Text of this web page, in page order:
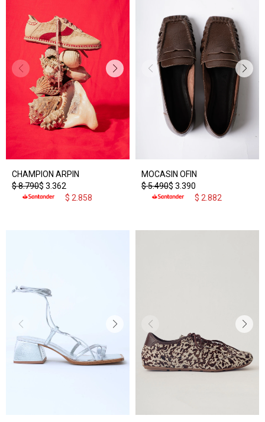
CHAMPION ARPIN
$ 3.362
$8.790
$ 2.858
MOCASIN OFIN
$ 3.390
$5.490
$ 2.882